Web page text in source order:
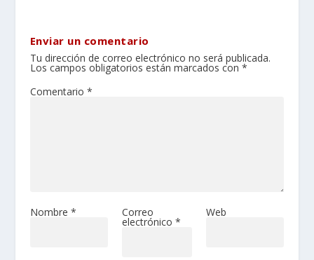
Enviar un comentario
Tu dirección de correo electrónico no será publicada.
Los campos obligatorios están marcados con *
Comentario *
Nombre * Correo
electrónico *
Web